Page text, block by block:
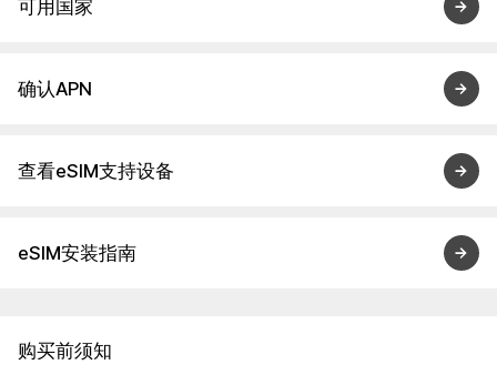
可用国家
确认APN
查看eSIM支持设备
eSIM安装指南
购买前须知